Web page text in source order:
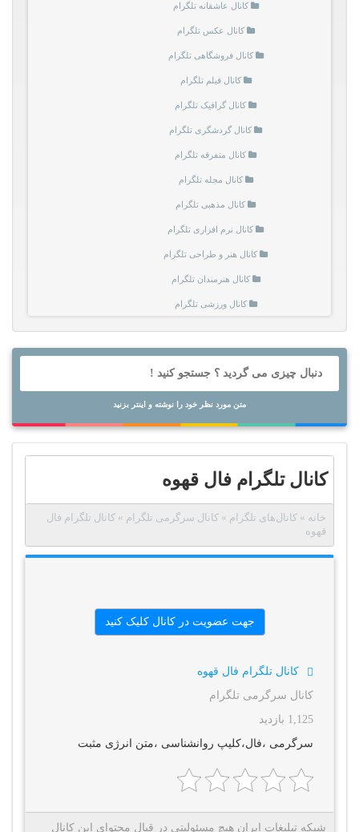
کانال عاشقانه تلگرام
کانال عکس تلگرام
کانال فروشگاهی تلگرام
کانال فیلم تلگرام
کانال گرافیک تلگرام
کانال گردشگری تلگرام
کانال متفرقه تلگرام
کانال مجله تلگرام
کانال مذهبی تلگرام
کانال نرم افزاری تلگرام
کانال هنر و طراحی تلگرام
کانال هنرمندان تلگرام
کانال ورزشی تلگرام
متن مورد نظر خود را نوشته و اینتر بزنید
کانال تلگرام فال قهوه
خانه » کانال‌های تلگرام » کانال سرگرمی تلگرام » کانال تلگرام فال
قهوه
جهت عضویت در کانال کلیک کنید
کانال تلگرام فال قهوه
کانال سرگرمی تلگرام
1,125 بازدید
سرگرمی ،فال،کلیپ روانشناسی ،متن انرژی مثبت
شبکه تبلیغات ایران هیچ مسئولیتی در قبال محتوای این کانال